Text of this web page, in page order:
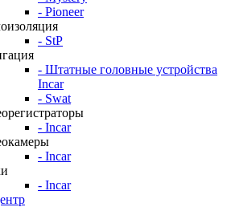
- Pioneer
- StP
- Штатные головные устройства
Incar
- Swat
- Incar
- Incar
- Incar